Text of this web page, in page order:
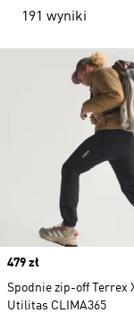
191 wyniki
Price
479 zł
Spodnie zip-off Terrex
Utilitas CLIMA365